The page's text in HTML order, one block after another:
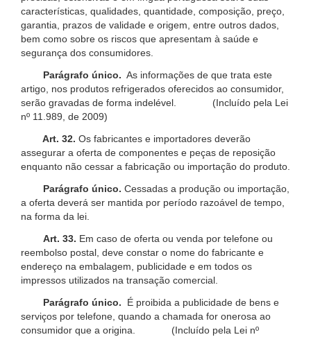
características, qualidades, quantidade, composição, preço,
garantia, prazos de validade e origem, entre outros dados,
bem como sobre os riscos que apresentam à saúde e
segurança dos consumidores.
Parágrafo único. As informações de que trata este
artigo, nos produtos refrigerados oferecidos ao consumidor,
serão gravadas de forma indelével. (Incluído pela Lei
nº 11.989, de 2009)
Art. 32. Os fabricantes e importadores deverão
assegurar a oferta de componentes e peças de reposição
enquanto não cessar a fabricação ou importação do produto.
Parágrafo único. Cessadas a produção ou importação,
a oferta deverá ser mantida por período razoável de tempo,
na forma da lei.
Art. 33. Em caso de oferta ou venda por telefone ou
reembolso postal, deve constar o nome do fabricante e
endereço na embalagem, publicidade e em todos os
impressos utilizados na transação comercial.
Parágrafo único.
É proibida a publicidade de bens e
serviços por telefone, quando a chamada for onerosa ao
consumidor que a origina. (Incluído pela Lei nº